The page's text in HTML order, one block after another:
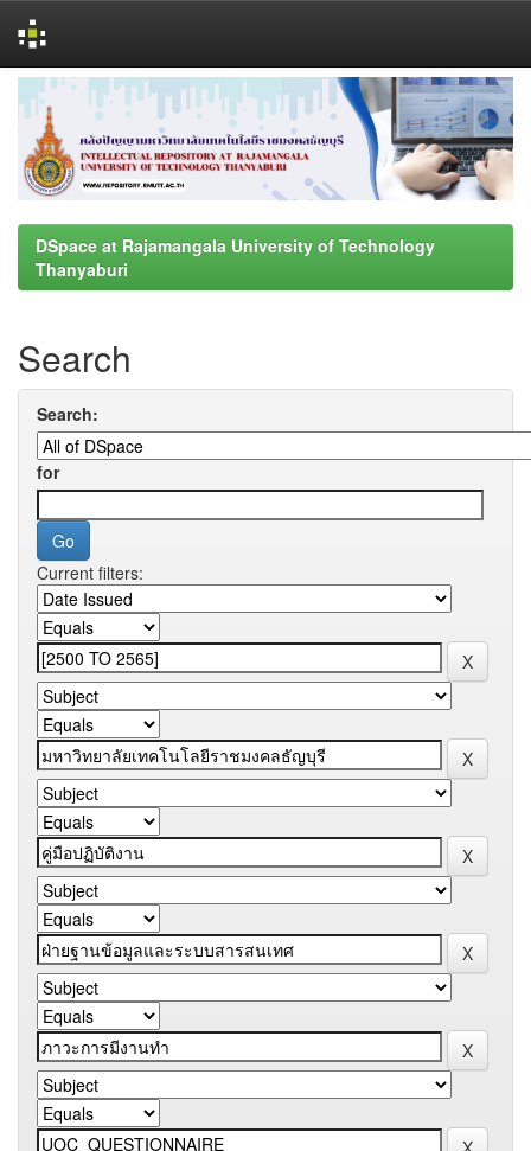
navigation
DSpace at Rajamangala University of Technology
Thanyaburi
Search
Search:
for
Current filters: